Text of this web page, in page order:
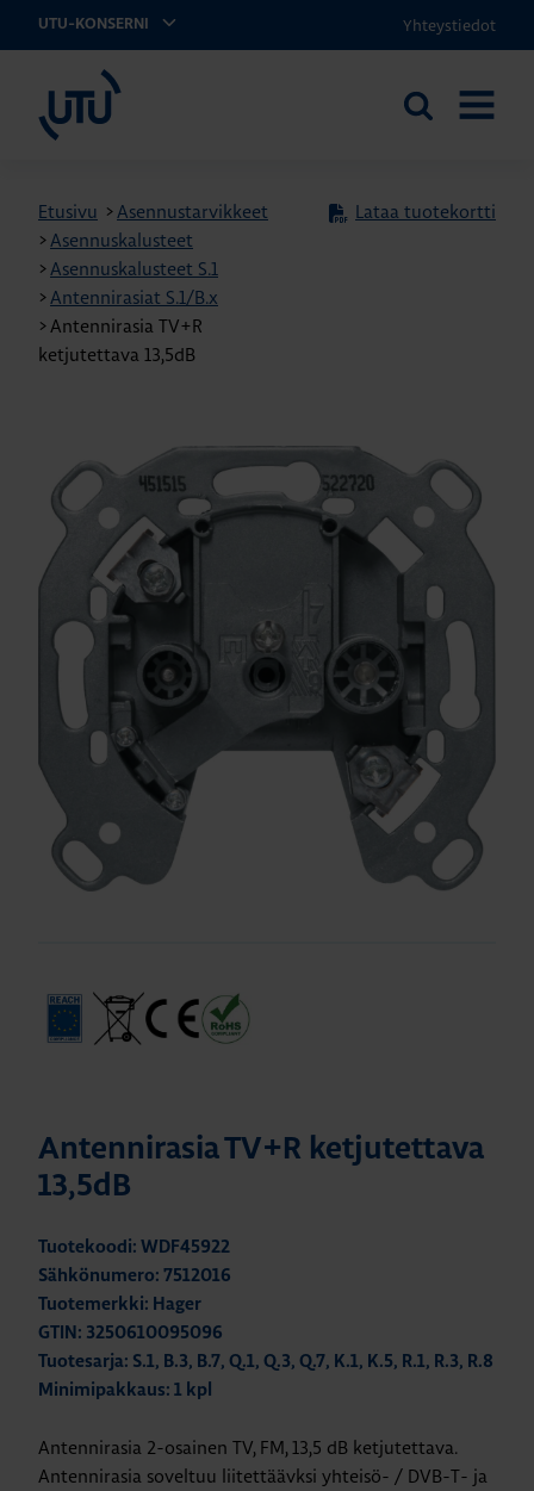
UTU-KONSERNI Yhteystiedot
Etsi
Etusivu >Asennustarvikkeet
>Asennuskalusteet
>Asennuskalusteet S.1
>Antennirasiat S.1/B.x
>Antennirasia TV+R
ketjutettava 13,5dB
Lataa tuotekortti
Antennirasia TV+R ketjutettava
13,5dB
Tuotekoodi: WDF45922
Sähkönumero: 7512016
Tuotemerkki: Hager
GTIN: 3250610095096
Tuotesarja: S.1, B.3, B.7, Q.1, Q.3, Q.7, K.1, K.5, R.1, R.3, R.8
Minimipakkaus: 1 kpl
Antennirasia 2-osainen TV, FM, 13,5 dB ketjutettava.
Antennirasia soveltuu liitettäävksi yhteisö- / DVB-T- ja